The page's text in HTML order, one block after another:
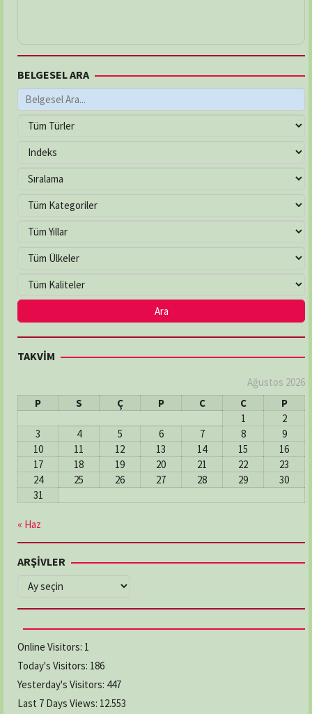
BELGESEL ARA
TAKVİM
Ağustos 2026
P
S Ç P C C
P
1
2
3
4 5 6 7 8
9
10
11 12 13 14 15
16
17
18 19 20 21 22
23
24
25 26 27 28 29
30
31
« Haz
ARŞİVLER
ARŞİVLER
Online Visitors: 1
Today's Visitors: 186
Yesterday's Visitors: 447
Last 7 Days Views: 12.553